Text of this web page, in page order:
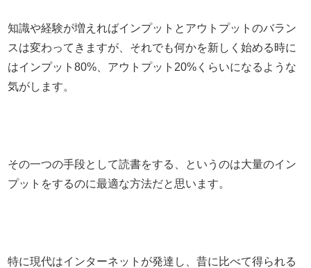
知識や経験が増えればインプットとアウトプットのバラン
スは変わってきますが、それでも何かを新しく始める時に
はインプット80%、アウトプット20%くらいになるような
気がします。
その一つの手段として読書をする、というのは大量のイン
プットをするのに最適な方法だと思います。
特に現代はインターネットが発達し、昔に比べて得られる